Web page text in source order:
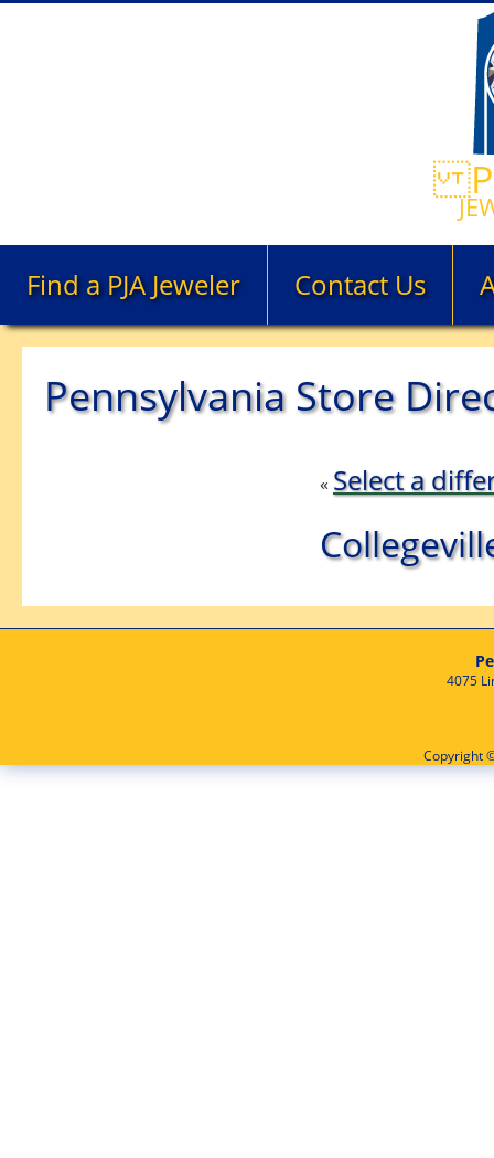
Find a PJA Jeweler Contact Us
Pennsylvania Store
« Select a
4075
Copyright